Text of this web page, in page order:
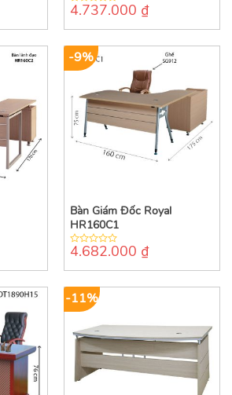
0
of
4.737.000 ₫
-9%
Bàn Giám Đốc Royal
HR160C1
0
of
4.682.000 ₫
-11%